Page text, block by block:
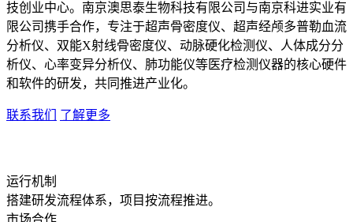
技创业中心。南京澳思泰生物科技有限公司与南京科进实业有
限公司携手合作，专注于超声骨密度仪、超声经颅多普勒血流
分析仪、双能X射线骨密度仪、动脉硬化检测仪、人体成分分
析仪、心率变异分析仪、肺功能仪等医疗检测仪器的核心硬件
和软件的研发，共同推进产业化。
联系我们 了解更多
运行机制
搭建研发流程体系，项目按流程推进。